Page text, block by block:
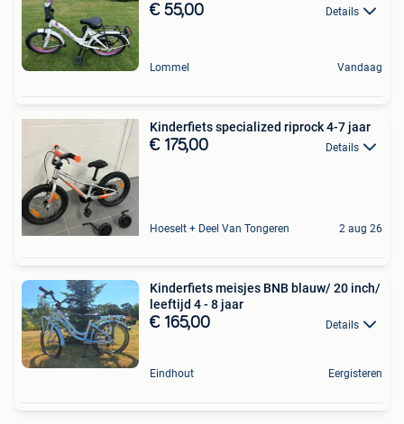
€ 55,00 Details
Lommel Vandaag
Kinderfiets specialized riprock 4-7 jaar
€ 175,00 Details
Hoeselt + Deel Van Tongeren 2 aug 26
Kinderfiets meisjes BNB blauw/ 20 inch/
leeftijd 4 - 8 jaar
€ 165,00 Details
Eindhout Eergisteren